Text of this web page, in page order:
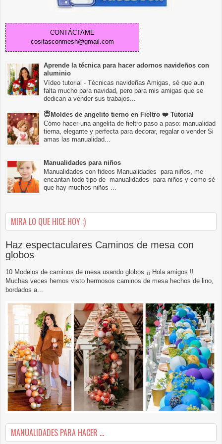
CONTÁCTAME
cositasconmesh@gmail.com
Aprende la técnica para hacer adornos navideños con
aluminio
Vídeo tutorial - Técnicas navideñas Amigas, sé que aun
falta mucho para navidad, pero para mis amigas que se
dedican a vender sus trabajos...
😇Moldes de angelito tierno en Fieltro ❤️ Tutorial
Cómo hacer una angelita de fieltro paso a paso: manualidad
tierna, elegante y perfecta para decorar, regalar o vender Si
amas las manualidad...
Manualidades para niños
Manualidades con fideos Manualidades para niños, me
encantan todo tipo de manualidades para niños y como sé
que hay muchos niños ...
MIRA LO QUE HICE HOY :)
Haz espectaculares Caminos de mesa con
globos
10 Modelos de caminos de mesa usando globos ¡¡ Hola amigos !!
Muchas veces hemos visto hermosos caminos de mesa hechos de lino,
bordados a...
MANUALIDADES PARA HACER ...